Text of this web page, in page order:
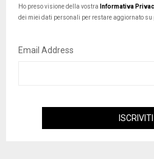
Ho preso visione della vostra Informativa
dei miei dati personali per restare aggiornato su
Email Address